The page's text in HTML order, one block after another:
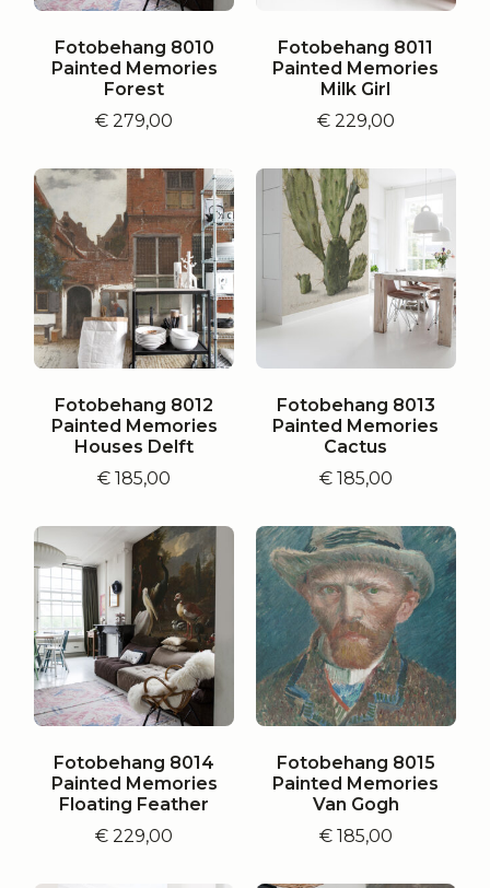
Fotobehang 8010
Painted Memories
Forest
€ 279,00
Fotobehang 8011
Painted Memories
Milk Girl
€229,00
Fotobehang 8012
Painted Memories
Houses Delft
€ 185,00
Fotobehang 8013
Painted Memories
Cactus
€185,00
Fotobehang 8014
Painted Memories
Floating Feather
€ 229,00
Fotobehang 8015
Painted Memories
Van Gogh
€185,00